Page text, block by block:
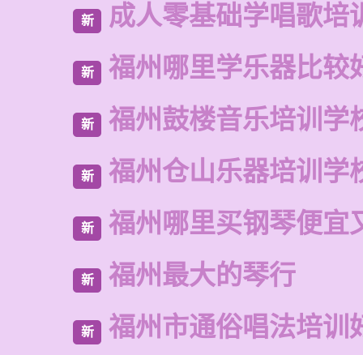
新 成人零基础学唱歌培
新 福州哪里学乐器比较
新 福州鼓楼音乐培训学
新 福州仓山乐器培训学
新 福州哪里买钢琴便宜
新 福州最大的琴行
新 福州市通俗唱法培训